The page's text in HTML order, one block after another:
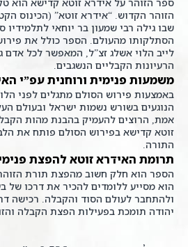
הזוהר הקדוש. “אידרא זוטא” (הכינוס
שבו גילה רבי שמעון בר יוחאי לתלמידיו
הסתלקותו מהעולם. הספר כולל את
לייב הלוי אשלג זצ”ל, המאפשר לכל אדם
הרעיונות הקבליים הנשגבים.
משמעות פנימית ורוחנית עפ”י
באמצעות פירוש הסולם מתגלים לפני
הנוגעים בשורש נשמות ישראל ובעולם
אמת, הרוצים להעמיק בהבנת מהות
זוטא קדישא בפירוש הסולם פותח את
התורה.
תרומת האידרא זוטא להפצת
הספר הוא חלק חשוב מהפצת תורת
הוא מסייע ללומדים להכיר את דרכו של
ולהתחבר לעולם הסוד והקבלה. רכישה
יהודה תומכת בפעילות הפצת הקבלה